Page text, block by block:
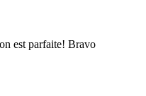
est parfaite! Bravo